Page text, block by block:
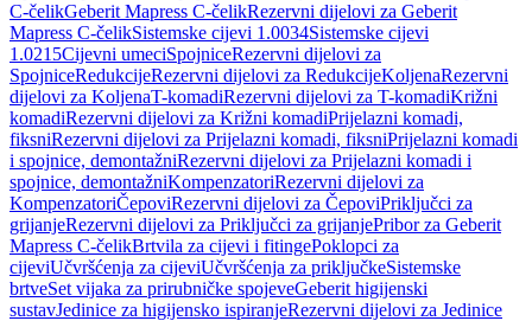
C-čelikGeberit Mapress C-čelikRezervni dijelovi za Geberit
Mapress C-čelikSistemske cijevi 1.0034Sistemske cijevi
1.0215Cijevni umeciSpojniceRezervni dijelovi za
SpojniceRedukcijeRezervni dijelovi za RedukcijeKoljenaRezervni
dijelovi za KoljenaT-komadiRezervni dijelovi za T-komadiKrižni
komadiRezervni dijelovi za Križni komadiPrijelazni komadi,
fiksniRezervni dijelovi za Prijelazni komadi, fiksniPrijelazni komadi
i spojnice, demontažniRezervni dijelovi za Prijelazni komadi i
spojnice, demontažniKompenzatoriRezervni dijelovi za
KompenzatoriČepoviRezervni dijelovi za ČepoviPriključci za
grijanjeRezervni dijelovi za Priključci za grijanjePribor za Geberit
Mapress C-čelikBrtvila za cijevi i fitingePoklopci za
cijeviUčvršćenja za cijeviUčvršćenja za priključkeSistemske
brtveSet vijaka za prirubničke spojeveGeberit higijenski
sustavJedinice za higijensko ispiranjeRezervni dijelovi za Jedinice